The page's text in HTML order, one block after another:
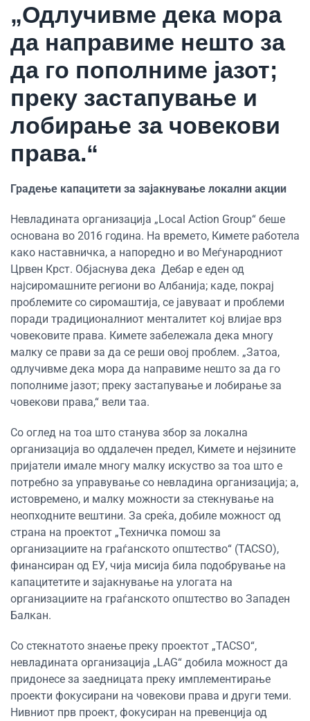
„Одлучивме дека мора
да направиме нешто за
да го пополниме јазот;
преку застапување и
лобирање за човекови
права.“
Градење капацитети за зајакнување локални акции
Невладината организација „Local Action Group“ беше
основана во 2016 година. На времето, Кимете работела
како наставничка, а напоредно и во Меѓународниот
Црвен Крст. Објаснува дека Дебар е еден од
најсиромашните региони во Албанија; каде, покрај
проблемите со сиромаштија, се јавуваат и проблеми
поради традиционалниот менталитет кој влијае врз
човековите права. Кимете забележала дека многу
малку се прави за да се реши овој проблем. „Затоа,
одлучивме дека мора да направиме нешто за да го
пополниме јазот; преку застапување и лобирање за
човекови права,“ вели таа.
Со оглед на тоа што станува збор за локална
организација во оддалечен предел, Кимете и нејзините
пријатели имале многу малку искуство за тоа што е
потребно за управување со невладина организација; а,
истовремено, и малку можности за стекнување на
неопходните вештини. За среќа, добиле можност од
страна на проектот „Техничка помош за
организациите на граѓанското општество“ (TACSO),
финансиран од ЕУ, чија мисија била подобрување на
капацитетите и зајакнување на улогата на
организациите на граѓанското општество во Западен
Балкан.
Со стекнатото знаење преку проектот „TACSO“,
невладината организација „LAG“ добила можност да
придонесе за заедницата преку имплементирање
проекти фокусирани на човекови права и други теми.
Нивниот прв проект, фокусиран на превенција од